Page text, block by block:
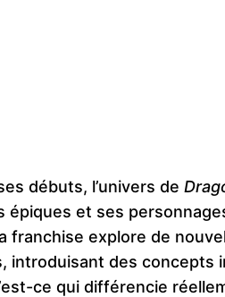
débuts, l’univers de
épiques et ses
franchise explore de
introduisant des concepts
ce qui différencie